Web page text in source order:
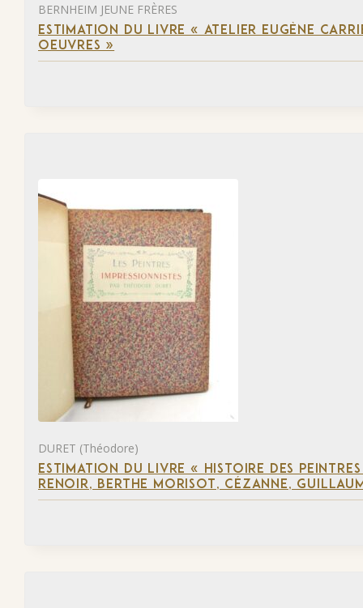
BERNHEIM JEUNE FRÈRES
ESTIMATION DU LIVRE « ATELIER EUGÈNE
OEUVRES »
DURET (Théodore)
ESTIMATION DU LIVRE « HISTOIRE DES
RENOIR, BERTHE MORISOT, CÉZANNE,